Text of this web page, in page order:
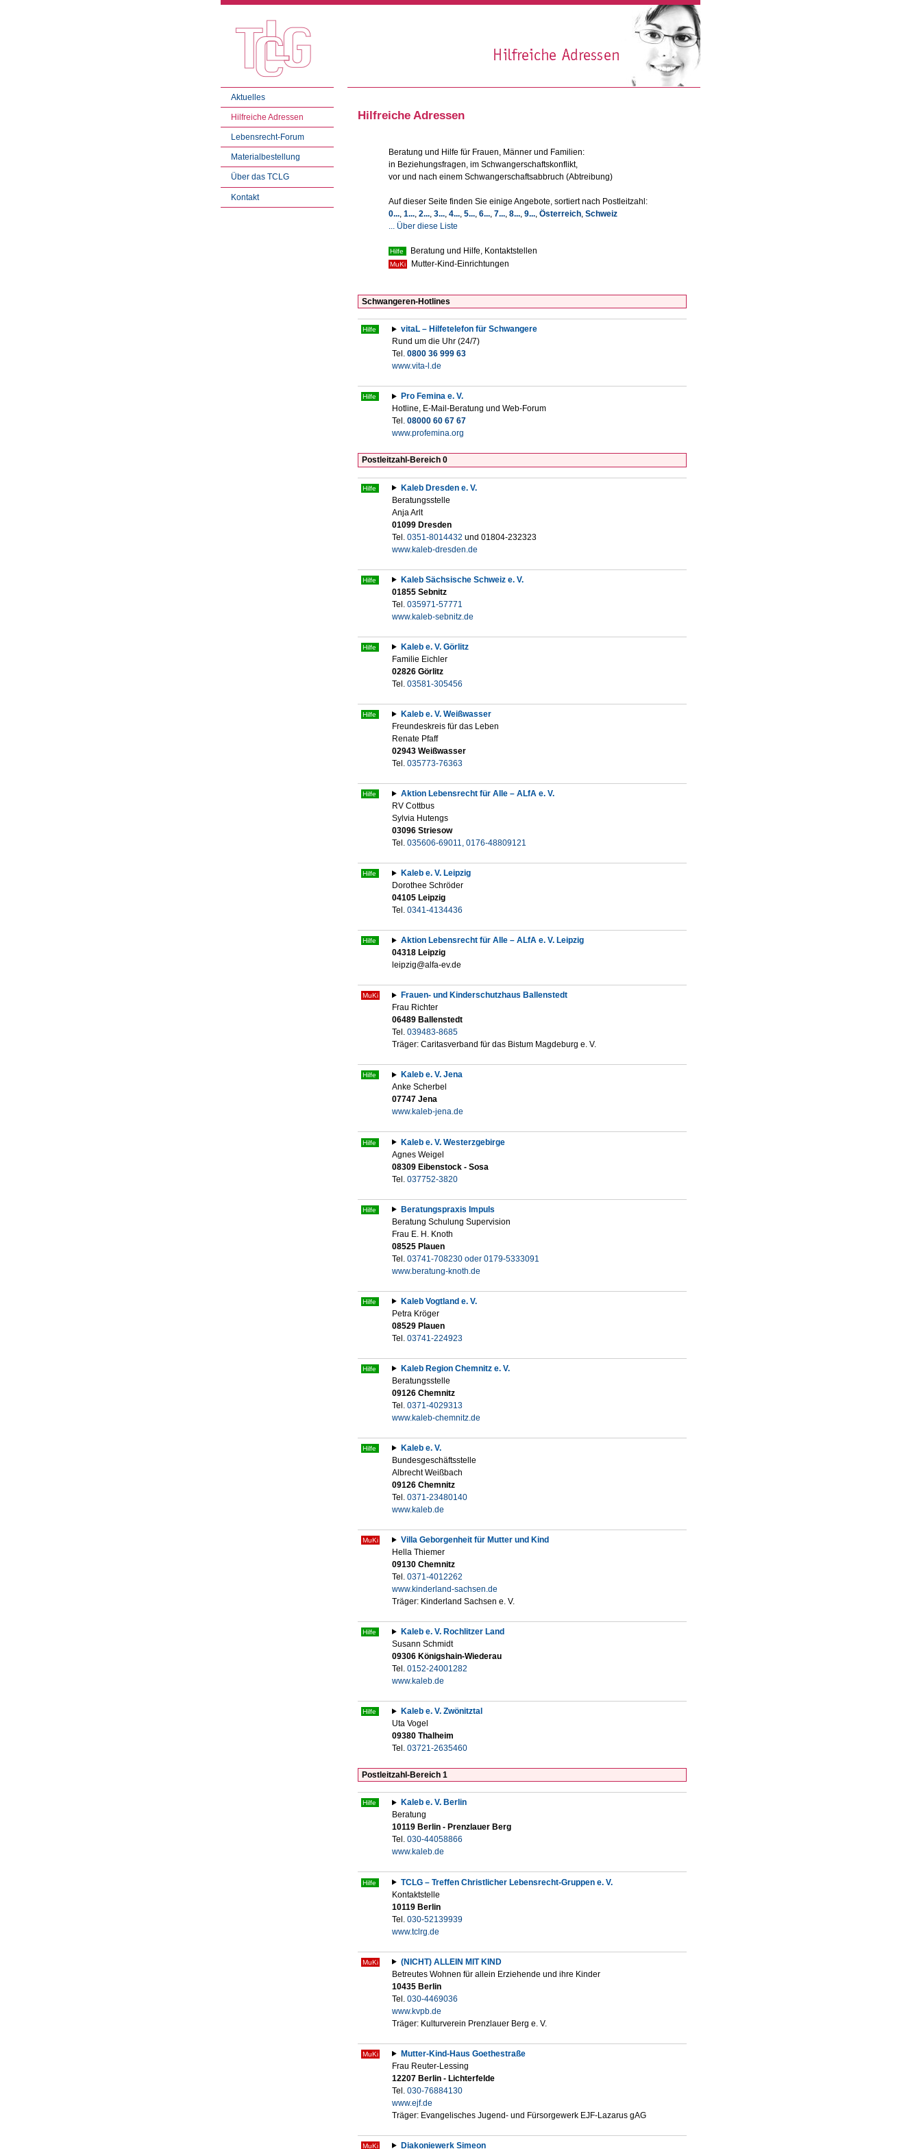
Aktuelles
Hilfreiche Adressen
Lebensrecht-Forum
Materialbestellung
Über das TCLG
Kontakt
Hilfreiche Adressen
Beratung und Hilfe für Frauen, Männer und Familien:
in Beziehungsfragen, im Schwangerschaftskonflikt,
vor und nach einem Schwangerschaftsabbruch (Abtreibung)
Auf dieser Seite finden Sie einige Angebote, sortiert nach Postleitzahl:
0..., 1..., 2..., 3..., 4..., 5..., 6..., 7..., 8..., 9..., Österreich, Schweiz
... Über diese Liste
Hilfe Beratung und Hilfe, Kontaktstellen
MuKi Mutter-Kind-Einrichtungen
Schwangeren-Hotlines
Hilfe
vitaL – Hilfetelefon für Schwangere
Rund um die Uhr (24/7)
Tel. 0800 36 999 63
www.vita-l.de
Hilfe
Pro Femina e. V.
Hotline, E-Mail-Beratung und Web-Forum
Tel. 08000 60 67 67
www.profemina.org
Postleitzahl-Bereich 0
Hilfe
Kaleb Dresden e. V.
Beratungsstelle
Anja Arlt
01099 Dresden
Tel. 0351-8014432 und 01804-232323
www.kaleb-dresden.de
Hilfe
Kaleb Sächsische Schweiz e. V.
01855 Sebnitz
Tel. 035971-57771
www.kaleb-sebnitz.de
Hilfe
Kaleb e. V. Görlitz
Familie Eichler
02826 Görlitz
Tel. 03581-305456
Hilfe
Kaleb e. V. Weißwasser
Freundeskreis für das Leben
Renate Pfaff
02943 Weißwasser
Tel. 035773-76363
Hilfe
Aktion Lebensrecht für Alle – ALfA e. V.
RV Cottbus
Sylvia Hutengs
03096 Striesow
Tel. 035606-69011, 0176-48809121
Hilfe
Kaleb e. V. Leipzig
Dorothee Schröder
04105 Leipzig
Tel. 0341-4134436
Hilfe
Aktion Lebensrecht für Alle – ALfA e. V. Leipzig
04318 Leipzig
leipzig@alfa-ev.de
MuKi
Frauen- und Kinderschutzhaus Ballenstedt
Frau Richter
06489 Ballenstedt
Tel. 039483-8685
Träger: Caritasverband für das Bistum Magdeburg e. V.
Hilfe
Kaleb e. V. Jena
Anke Scherbel
07747 Jena
www.kaleb-jena.de
Hilfe
Kaleb e. V. Westerzgebirge
Agnes Weigel
08309 Eibenstock - Sosa
Tel. 037752-3820
Hilfe
Beratungspraxis Impuls
Beratung Schulung Supervision
Frau E. H. Knoth
08525 Plauen
Tel. 03741-708230 oder 0179-5333091
www.beratung-knoth.de
Hilfe
Kaleb Vogtland e. V.
Petra Kröger
08529 Plauen
Tel. 03741-224923
Hilfe
Kaleb Region Chemnitz e. V.
Beratungsstelle
09126 Chemnitz
Tel. 0371-4029313
www.kaleb-chemnitz.de
Hilfe
Kaleb e. V.
Bundesgeschäftsstelle
Albrecht Weißbach
09126 Chemnitz
Tel. 0371-23480140
www.kaleb.de
MuKi
Villa Geborgenheit für Mutter und Kind
Hella Thiemer
09130 Chemnitz
Tel. 0371-4012262
www.kinderland-sachsen.de
Träger: Kinderland Sachsen e. V.
Hilfe
Kaleb e. V. Rochlitzer Land
Susann Schmidt
09306 Königshain-Wiederau
Tel. 0152-24001282
www.kaleb.de
Hilfe
Kaleb e. V. Zwönitztal
Uta Vogel
09380 Thalheim
Tel. 03721-2635460
Postleitzahl-Bereich 1
Hilfe
Kaleb e. V. Berlin
Beratung
10119 Berlin - Prenzlauer Berg
Tel. 030-44058866
www.kaleb.de
Hilfe
TCLG – Treffen Christlicher Lebensrecht-Gruppen e. V.
Kontaktstelle
10119 Berlin
Tel. 030-52139939
www.tclrg.de
MuKi
(NICHT) ALLEIN MIT KIND
Betreutes Wohnen für allein Erziehende und ihre Kinder
10435 Berlin
Tel. 030-4469036
www.kvpb.de
Träger: Kulturverein Prenzlauer Berg e. V.
MuKi
Mutter-Kind-Haus Goethestraße
Frau Reuter-Lessing
12207 Berlin - Lichterfelde
Tel. 030-76884130
www.ejf.de
Träger: Evangelisches Jugend- und Fürsorgewerk EJF-Lazarus gAG
MuKi
Diakoniewerk Simeon